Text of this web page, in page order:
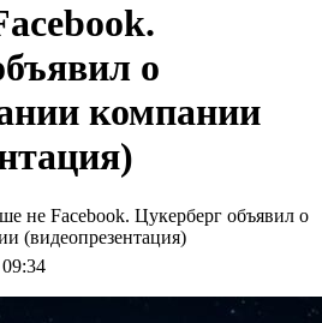
о
компании
не Facebook. Цукерберг объявил о
(видеопрезентация)